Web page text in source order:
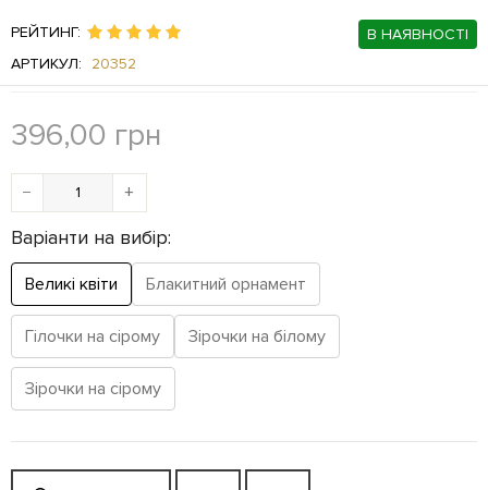
РЕЙТИНГ:
В НАЯВНОСТІ
АРТИКУЛ:
20352
396,00 грн
− +
Варіанти на вибір:
Великі квіти Блакитний орнамент
Гілочки на сірому Зірочки на білому
Зірочки на сірому